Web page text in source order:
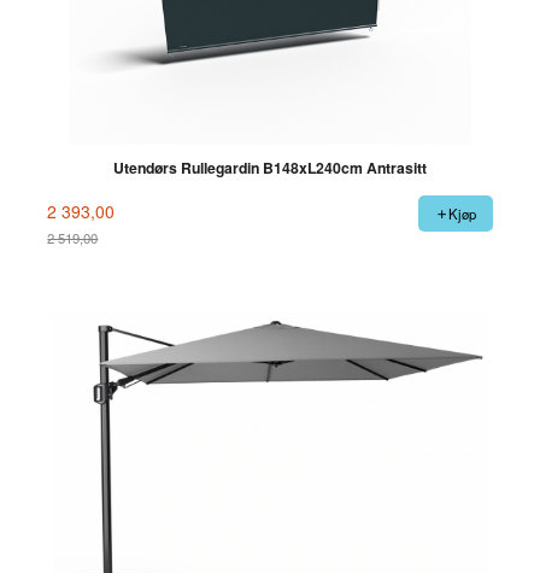
Utendørs Rullegardin B148xL240cm Antrasitt
2 393,00
2 519,00
Kjøp